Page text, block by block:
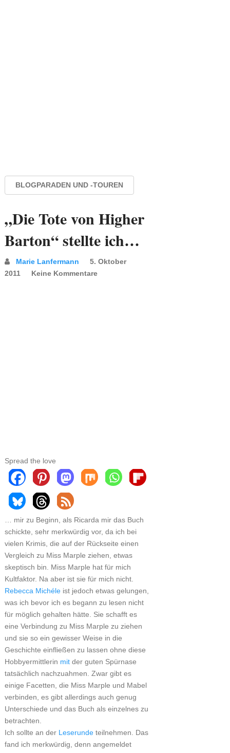
BLOGPARADEN UND -TOUREN
„Die Tote von Higher
Barton“ stellte ich…
Marie Lanfermann
5. Oktober
2011
Keine Kommentare
Spread the love
… mir zu Beginn, als Ricarda mir das Buch
schickte, sehr merkwürdig vor, da ich bei
vielen Krimis, die auf der Rückseite einen
Vergleich zu Miss Marple ziehen, etwas
skeptisch bin. Miss Marple hat für mich
Kultfaktor. Na aber ist sie für mich nicht.
Rebecca Michéleist jedoch etwas gelungen,
was ich bevor ich es begann zu lesen nicht
für möglich gehalten hätte. Sie schafft es
eine Verbindung zu Miss Marple zu ziehen
und sie so ein gewisser Weise in die
Geschichte einfließen zu lassen ohne diese
Hobbyermittlerin mitder guten Spürnase
tatsächlich nachzuahmen. Zwar gibt es
einige Facetten, die Miss Marple und Mabel
verbinden, es gibt allerdings auch genug
Unterschiede und das Buch als einzelnes zu
betrachten.
Ich sollte an der Leserundeteilnehmen. Das
fand ich merkwürdig, denn angemeldet